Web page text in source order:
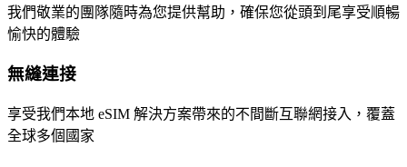
我們敬業的團隊隨時為您提供幫助，確保您從頭到尾享受順暢
愉快的體驗
無縫連接
享受我們本地 eSIM 解決方案帶來的不間斷互聯網接入，覆蓋
全球多個國家